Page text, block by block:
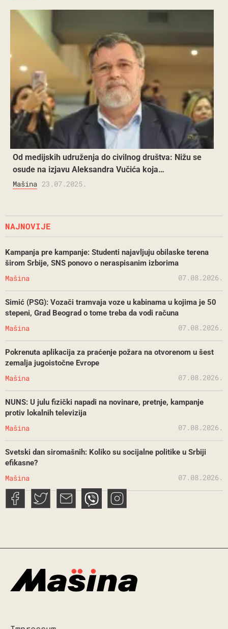
Od medijskih udruženja do civilnog društva: Nižu se
osude na izjavu Aleksandra Vučića koja…
Mašina 23.07.2025.
NAJNOVIJE
Kampanja pre kampanje: Studenti najavljuju obilaske terena
širom Srbije, SNS ponovo o neraspisanim izborima
Mašina 07.08.2026.
Simić (PSG): Vozači tramvaja voze u kabinama u kojima je 50
stepeni, Grad Beograd o tome treba da vodi računa
Mašina 07.08.2026.
Pokrenuta aplikacija za praćenje požara na otvorenom u šest
zemalja jugoistočne Evrope
Mašina 07.08.2026.
NUNS: U julu fizički napadi na novinare, pretnje, kampanje
protiv lokalnih televizija
Mašina 07.08.2026.
Svetski dan siromašnih: Koliko su socijalne politike u Srbiji
efikasne?
Mašina 07.08.2026.